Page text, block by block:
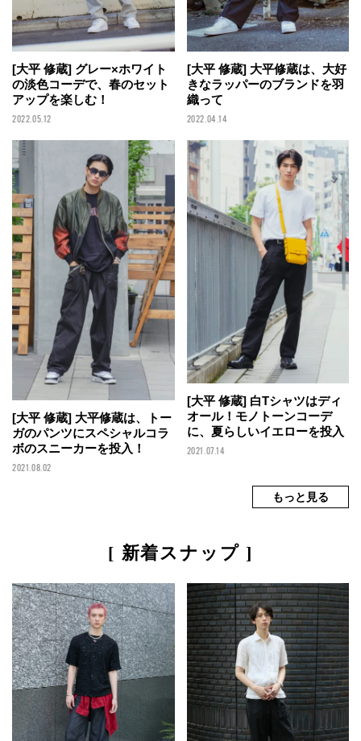
[大平 修蔵] グレー×ホワイト
の淡色コーデで、春のセット
アップを楽しむ！
2022.05.12
[大平 修蔵] 大平修蔵は、大好
きなラッパーのブランドを羽
織って
2022.04.14
[大平 修蔵] 大平修蔵は、トー
ガのパンツにスペシャルコラ
ボのスニーカーを投入！
2021.08.02
[大平 修蔵] 白Tシャツはディ
オール！モノトーンコーデ
に、夏らしいイエローを投入
2021.07.14
[ 新着スナップ ]